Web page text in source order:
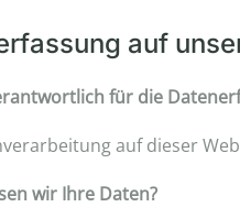
auf
für die
auf dieser
wir Ihre Daten?